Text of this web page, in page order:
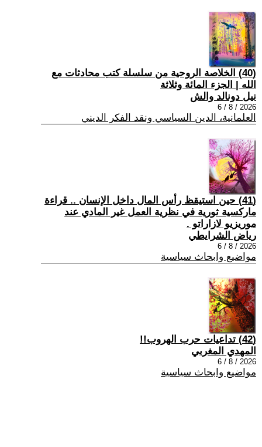
(40) الخلاصة الروحية من سلسلة كتب محادثات مع
الله | الجزء المائة وثلاثة
نيل دونالد والش
2026 / 8 / 6
العلمانية، الدين السياسي ونقد الفكر الديني
(41) حين استيقظ رأس المال داخل الإنسان .. قراءة
ماركسية ثورية في نظرية العمل غير المادي عند
موريزيو لازاراتو .
رياض الشرايطي
2026 / 8 / 6
مواضيع وابحاث سياسية
(42) تداعيات حرب الهروب!!
المهدي المغربي
2026 / 8 / 6
مواضيع وابحاث سياسية